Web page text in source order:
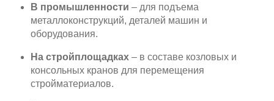
В промышленности – для подъема
металлоконструкций, деталей машин и
оборудования.
На стройплощадках – в составе козловых и
консольных кранов для перемещения
стройматериалов.